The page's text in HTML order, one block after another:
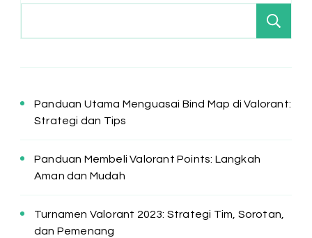
Panduan Utama Menguasai Bind Map di Valorant:
Strategi dan Tips
Panduan Membeli Valorant Points: Langkah
Aman dan Mudah
Turnamen Valorant 2023: Strategi Tim, Sorotan,
dan Pemenang